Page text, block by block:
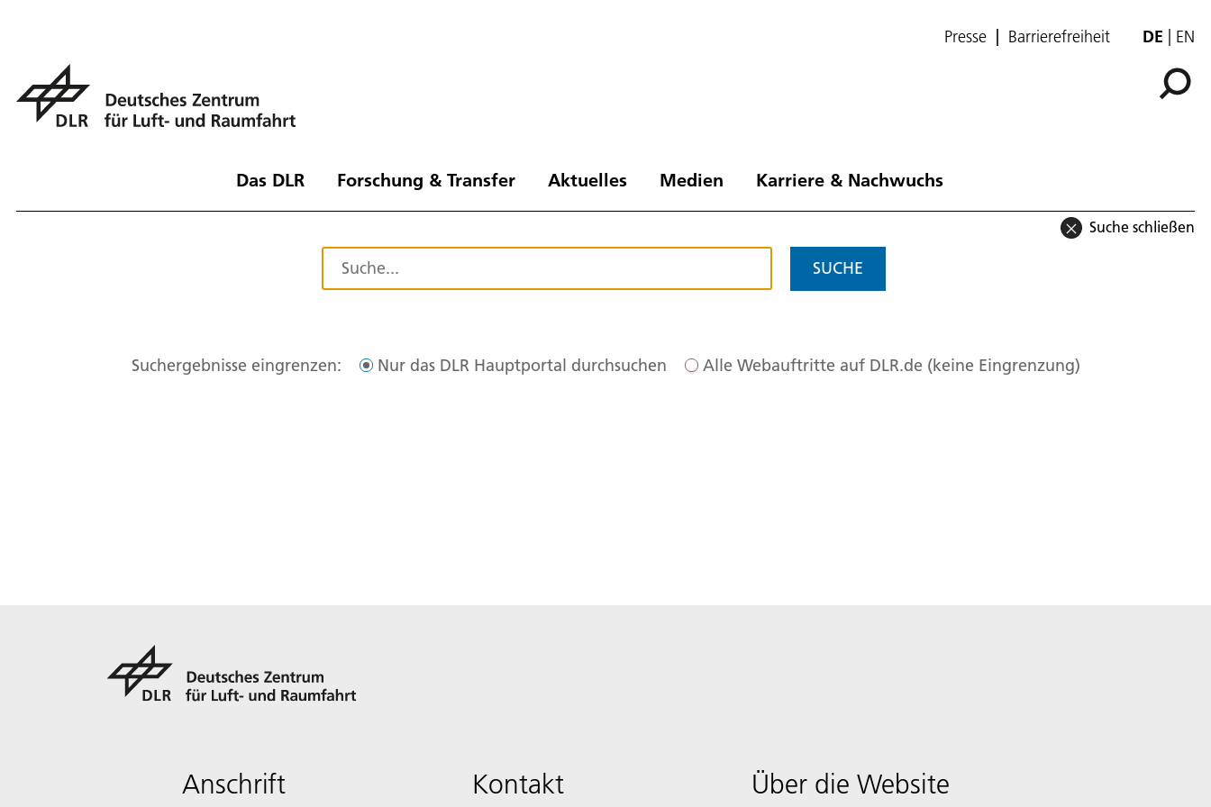
Presse Barrierefreiheit DE EN
Das DLR Forschung & Transfer Aktuelles Medien Karriere & Nachwuchs
Suche schließen
SUCHE
Suchergebnisse eingrenzen: Nur das DLR Hauptportal durchsuchen Alle Webauftritte auf DLR.de (keine Eingrenzung)
Anschrift Kontakt Über die Website